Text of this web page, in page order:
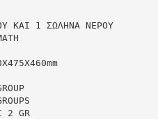
ΚΑΙ 1 ΣΩΛΗΝΑ ΝΕΡΟΥ
2 GR